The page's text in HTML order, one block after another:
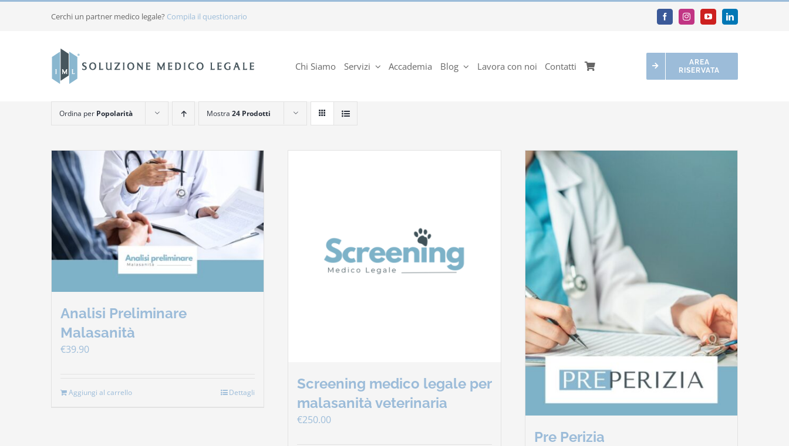
Cerchi un partner medico legale? Compila il questionario
Chi Siamo Servizi Accademia Blog Lavora con noi Contatti
AREA
RISERVATA
Ordina per Popolarità Mostra 24 Prodotti
Analisi Preliminare
Malasanità
€39.90
Aggiungi al carrello Dettagli
Screening medico legale per
malasanità veterinaria
€250.00
Pre Perizia